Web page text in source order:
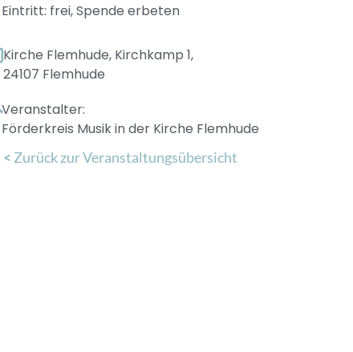
Eintritt: frei, Spende erbeten
Kirche Flemhude, Kirchkamp 1,
24107 Flemhude
Veranstalter:
Förderkreis Musik in der Kirche Flemhude
< Zurück zur Veranstaltungsübersicht